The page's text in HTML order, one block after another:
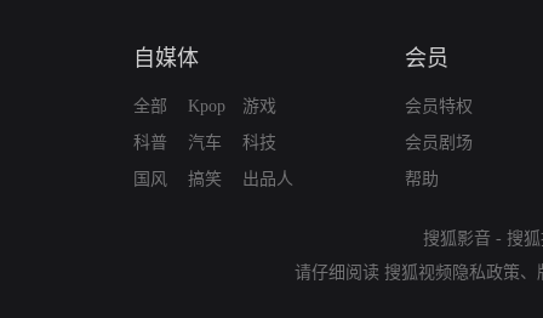
自媒体
全部
科普
国风
Kpop
汽车
搞笑
游戏
科技
出品人
会员
会员特权
会员剧场
帮助
搜狐影音 - 搜
请仔细阅读 搜狐视频隐私政策、